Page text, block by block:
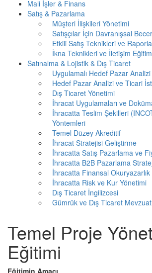
Mali İşler & Finans
Satış & Pazarlama
Müşteri İlişkileri Yönetimi
Satışçılar İçin Davranışsal
Etkili Satış Teknikleri ve
İkna Teknikleri ve İletişim
Satınalma & Lojistik & Dış Ticaret
Uygulamalı Hedef Pazar Analizi
Hedef Pazar Analizi ve Ticari
Dış Ticaret Yönetimi
İhracat Uygulamaları ve
İhracatta Teslim Şekilleri
Yöntemleri
Temel Düzey Akreditif
İhracat Stratejisi Geliştirme
İhracatta Satış Pazarlama ve
İhracatta B2B Pazarlama
İhracatta Finansal Okuryazarlık
İhracatta Risk ve Kur Yönetimi
Dış Ticaret İngilizcesi
Gümrük ve Dış Ticaret
Temel Proje
Eğitimi
Eğitimin Amacı